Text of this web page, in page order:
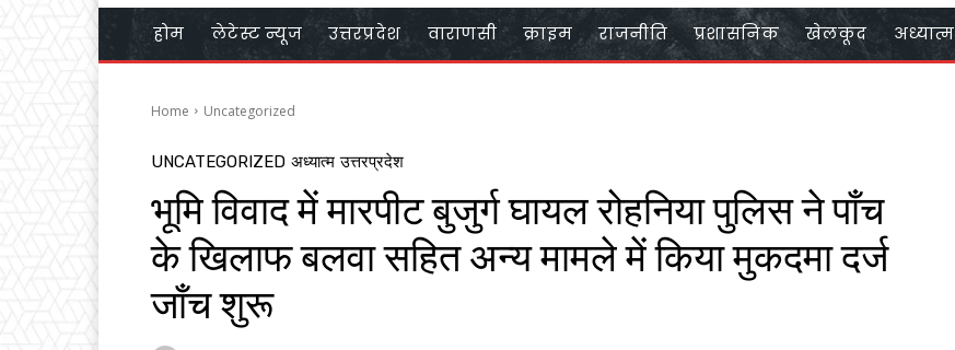
होम लेटेस्ट न्यूज उत्तरप्रदेश वाराणसी क्राइम राजनीति प्रशासनिक खेलकूद अध्यात्म
Home Uncategorized
UNCATEGORIZED अध्यात्म उत्तरप्रदेश
भूमि विवाद में मारपीट बुजुर्ग घायल रोहनिया पुलिस ने पाँच
के खिलाफ बलवा सहित अन्य मामले में किया मुकदमा दर्ज
जाँच शुरू